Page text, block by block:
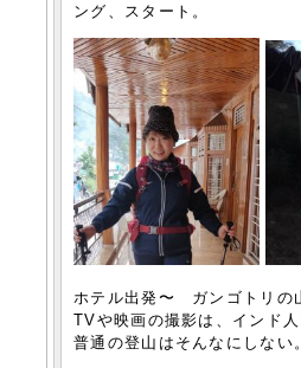
ング、スタート。
ホテル出発〜 ガンゴトリの
TVや映画の撮影は、インド
普通の登山はそんなにしない。